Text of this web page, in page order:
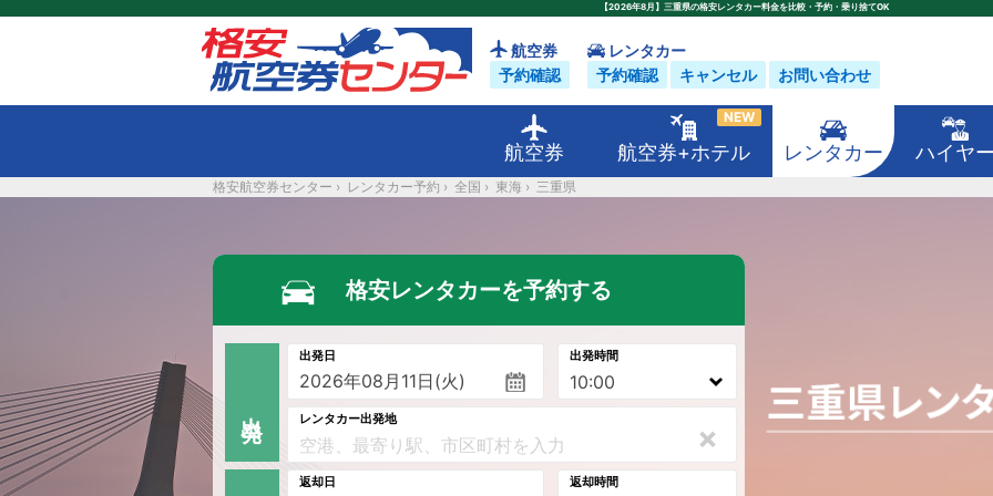
【2026年8月】三重県の格安レンタカー料金を比較・予約・乗り捨てOK
航空券
予約確認
レンタカー
予約確認
キャンセル お問い合わせ
航空券 航空券+ホテル
NEW
レンタカー ハイヤ
格安航空券センター › レンタカー予約 › 全国 › 東海 › 三重県
格安レンタカーを予約する
出発日 出発時間
レンタカー出発地 ×
返却日 返却時間